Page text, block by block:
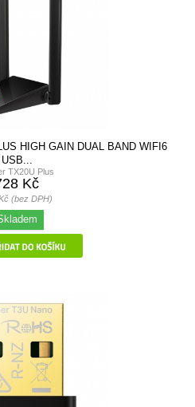
HIGH GAIN DUAL BAND WIFI6
USB...
TX20U Plus
Kč
(bez DPH)